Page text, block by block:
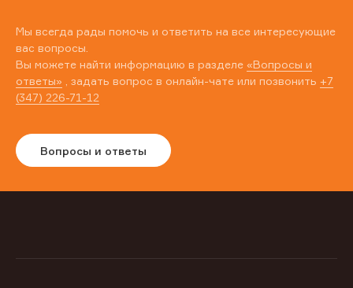
Мы всегда рады помочь и ответить на все интересующие
вас вопросы.
Вы можете найти информацию в разделе «Вопросы и
ответы» , задать вопрос в онлайн-чате или позвонить +7
(347) 226-71-12
Вопросы и ответы